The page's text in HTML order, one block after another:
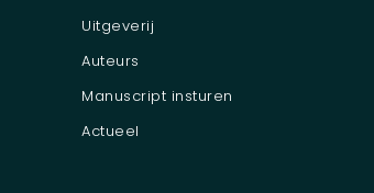
Uitgeverij
Auteurs
Manuscript insturen
Actueel